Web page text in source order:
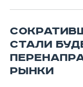
СТАЛИ
РЫНКИ